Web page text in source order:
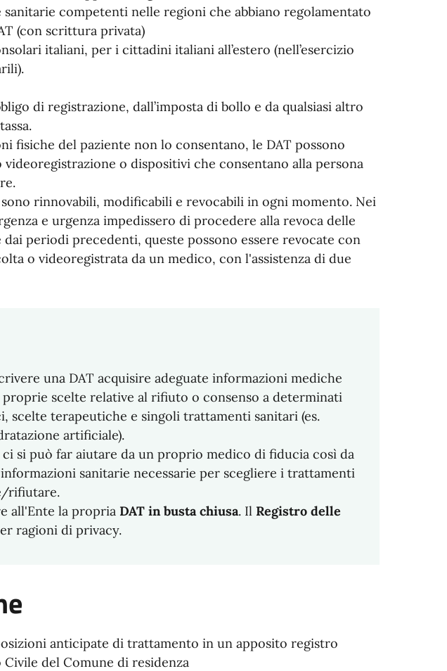
competenti nelle regioni che abbiano regolamentato
(con scrittura privata)
italiani, per i cittadini italiani all’estero (nell’esercizio
di registrazione, dall’imposta di bollo e da qualsiasi altro
fisiche del paziente non lo consentano, le DAT possono
videoregistrazione o dispositivi che consentano alla persona
rinnovabili, modificabili e revocabili in ogni momento. Nei
e urgenza impedissero di procedere alla revoca delle
periodi precedenti, queste possono essere revocate con
o videoregistrata da un medico, con l'assistenza di due
una DAT acquisire adeguate informazioni mediche
proprie scelte relative al rifiuto o consenso a determinati
scelte terapeutiche e singoli trattamenti sanitari (es.
artificiale).
ci si può far aiutare da un proprio medico di fiducia così da
sanitarie necessarie per scegliere i trattamenti
rifiutare.
all'Ente la propria DAT in busta chiusa. Il Registro delle
ragioni di privacy.
anticipate di trattamento in un apposito registro
del Comune di residenza